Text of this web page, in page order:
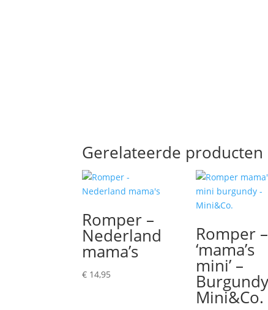
Gerelateerde producten
Romper –
Nederland
mama’s
€ 14,95
Romper –
‘mama’s
mini’ –
Mini&Co.